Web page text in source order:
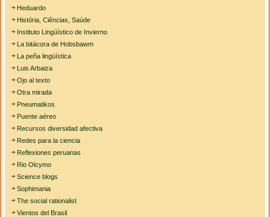
Heduardo
História, Ciências, Saúde
Instituto Lingüístico de Invierno
La bitácora de Hobsbawm
La peña lingüística
Luis Arbaiza
Ojo al texto
Otra mirada
Pneumatikos
Puente aéreo
Recursos diversidad afectiva
Redes para la ciencia
Reflexiones peruanas
Rio Olcymo
Science blogs
Sophimania
The social rationalist
Vientos del Brasil